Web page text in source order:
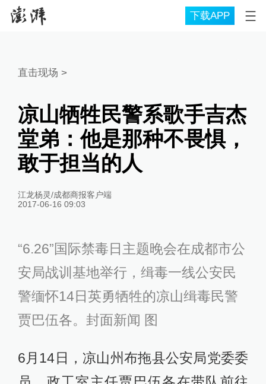
下载APP
直击现场 >
凉山牺牲民警系歌手吉杰
堂弟：他是那种不畏惧，
敢于担当的人
江龙杨灵/成都商报客户端
2017-06-16 09:03
“6.26”国际禁毒日主题晚会在成都市公
安局战训基地举行，缉毒一线公安民
警缅怀14日英勇牺牲的凉山缉毒民警
贾巴伍各。封面新闻 图
6月14日，凉山州布拖县公安局党委委